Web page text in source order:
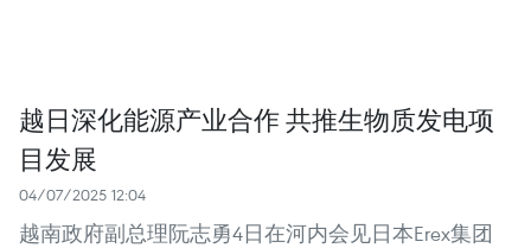
越日深化能源产业合作 共推生物质发电项
目发展
04/07/2025 12:04
越南政府副总理阮志勇4日在河内会见日本Erex集团